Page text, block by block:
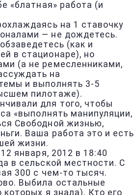
«блатная» работа (и
на 1 ставочку
— не дождетесь.
(как и
в стационаре), но
(а не ремесленниками,
на
и выполнять 3-5
пилотаже).
для того, чтобы
«выполнять манипуляции,
Свободной жизнью,
Ваша работа это и есть
жизни.
12 января, 2012 в 18:40
в сельской местности. С
300 с чем-то тысяч.
Выбила остальные
которых я знала). Кто его